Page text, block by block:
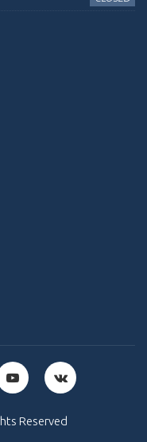
Reserved